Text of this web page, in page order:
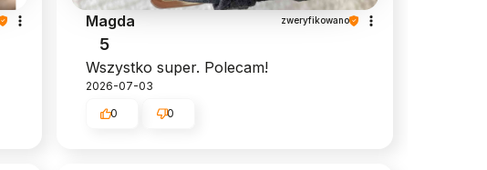
Magda zweryfikowano
5
Wszystko super. Polecam!
2026-07-03
0 0